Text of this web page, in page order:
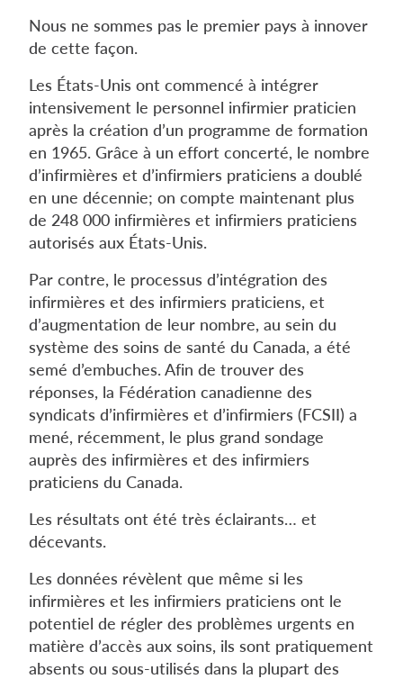
Nous ne sommes pas le premier pays à innover
de cette façon.
Les États-Unis ont commencé à intégrer
intensivement le personnel infirmier praticien
après la création d’un programme de formation
en 1965. Grâce à un effort concerté, le nombre
d’infirmières et d’infirmiers praticiens a doublé
en une décennie; on compte maintenant plus
de 248 000 infirmières et infirmiers praticiens
autorisés aux États-Unis.
Par contre, le processus d’intégration des
infirmières et des infirmiers praticiens, et
d’augmentation de leur nombre, au sein du
système des soins de santé du Canada, a été
semé d’embuches. Afin de trouver des
réponses, la Fédération canadienne des
syndicats d’infirmières et d’infirmiers (FCSII) a
mené, récemment, le plus grand sondage
auprès des infirmières et des infirmiers
praticiens du Canada.
Les résultats ont été très éclairants… et
décevants.
Les données révèlent que même si les
infirmières et les infirmiers praticiens ont le
potentiel de régler des problèmes urgents en
matière d’accès aux soins, ils sont pratiquement
absents ou sous-utilisés dans la plupart des